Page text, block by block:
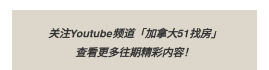
关注Youtube频道「加拿大51找房」
查看更多往期精彩内容！